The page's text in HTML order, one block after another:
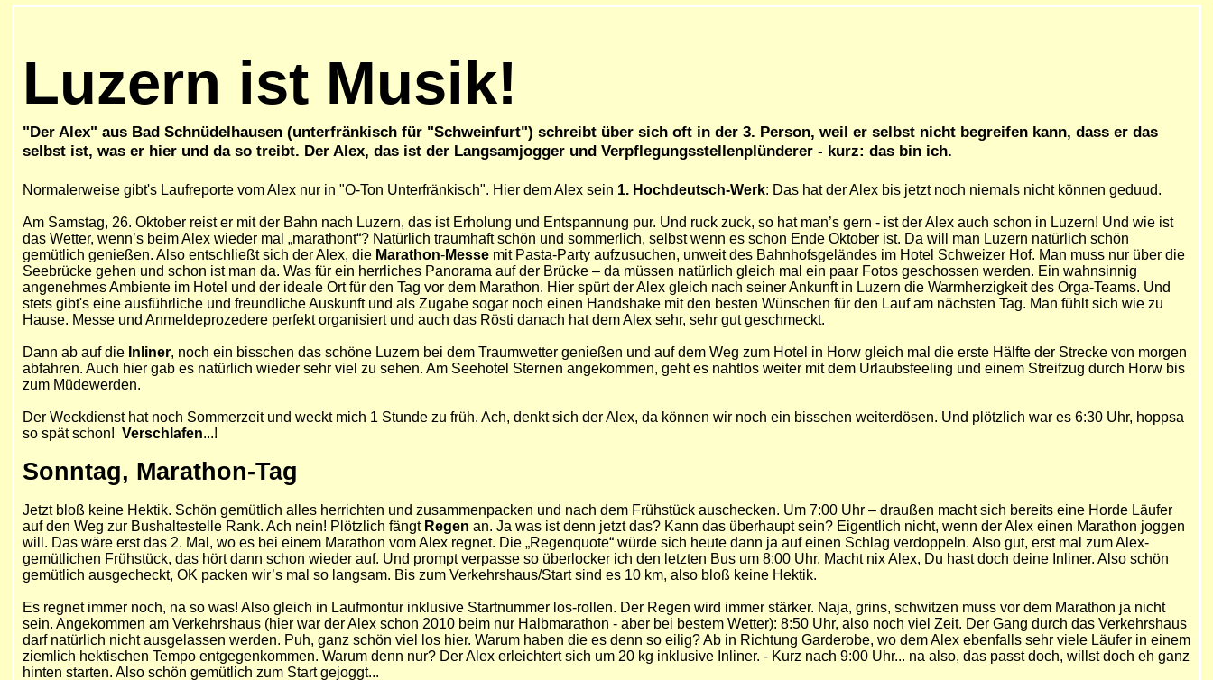
Luzern ist Musik!
"Der Alex" aus Bad Schnüdelhausen (unterfränkisch für "Schweinfurt") schreibt über sich oft in der 3. Person, weil er selbst nicht begreifen kann, dass er das
selbst ist, was er hier und da so treibt. Der Alex, das ist der Langsamjogger und Verpflegungsstellenplünderer - kurz: das bin ich.
Normalerweise gibt's Laufreporte vom Alex nur in "O-Ton Unterfränkisch". Hier dem Alex sein 1. Hochdeutsch-Werk: Das hat der Alex bis jetzt noch niemals nicht können geduud.
Am Samstag, 26. Oktober reist er mit der Bahn nach Luzern, das ist Erholung und Entspannung pur. Und ruck zuck, so hat man’s gern - ist der Alex auch schon in Luzern! Und wie ist
das Wetter, wenn’s beim Alex wieder mal „marathont“? Natürlich traumhaft schön und sommerlich, selbst wenn es schon Ende Oktober ist. Da will man Luzern natürlich schön
gemütlich genießen. Also entschließt sich der Alex, die Marathon-Messe mit Pasta-Party aufzusuchen, unweit des Bahnhofsgeländes im Hotel Schweizer Hof. Man muss nur über die
Seebrücke gehen und schon ist man da. Was für ein herrliches Panorama auf der Brücke – da müssen natürlich gleich mal ein paar Fotos geschossen werden. Ein wahnsinnig
angenehmes Ambiente im Hotel und der ideale Ort für den Tag vor dem Marathon. Hier spürt der Alex gleich nach seiner Ankunft in Luzern die Warmherzigkeit des Orga-Teams. Und
stets gibt's eine ausführliche und freundliche Auskunft und als Zugabe sogar noch einen Handshake mit den besten Wünschen für den Lauf am nächsten Tag. Man fühlt sich wie zu
Hause. Messe und Anmeldeprozedere perfekt organisiert und auch das Rösti danach hat dem Alex sehr, sehr gut geschmeckt.
Dann ab auf die Inliner, noch ein bisschen das schöne Luzern bei dem Traumwetter genießen und auf dem Weg zum Hotel in Horw gleich mal die erste Hälfte der Strecke von morgen
abfahren. Auch hier gab es natürlich wieder sehr viel zu sehen. Am Seehotel Sternen angekommen, geht es nahtlos weiter mit dem Urlaubsfeeling und einem Streifzug durch Horw bis
zum Müdewerden.
Der Weckdienst hat noch Sommerzeit und weckt mich 1 Stunde zu früh. Ach, denkt sich der Alex, da können wir noch ein bisschen weiterdösen. Und plötzlich war es 6:30 Uhr, hoppsa
so spät schon! Verschlafen...!
Sonntag, Marathon-Tag
Jetzt bloß keine Hektik. Schön gemütlich alles herrichten und zusammenpacken und nach dem Frühstück auschecken. Um 7:00 Uhr – draußen macht sich bereits eine Horde Läufer
auf den Weg zur Bushaltestelle Rank. Ach nein! Plötzlich fängt Regen an. Ja was ist denn jetzt das? Kann das überhaupt sein? Eigentlich nicht, wenn der Alex einen Marathon joggen
will. Das wäre erst das 2. Mal, wo es bei einem Marathon vom Alex regnet. Die „Regenquote“ würde sich heute dann ja auf einen Schlag verdoppeln. Also gut, erst mal zum Alex-
gemütlichen Frühstück, das hört dann schon wieder auf. Und prompt verpasse so überlocker ich den letzten Bus um 8:00 Uhr. Macht nix Alex, Du hast doch deine Inliner. Also schön
gemütlich ausgecheckt, OK packen wir’s mal so langsam. Bis zum Verkehrshaus/Start sind es 10 km, also bloß keine Hektik.
Es regnet immer noch, na so was! Also gleich in Laufmontur inklusive Startnummer los-rollen. Der Regen wird immer stärker. Naja, grins, schwitzen muss vor dem Marathon ja nicht
sein. Angekommen am Verkehrshaus (hier war der Alex schon 2010 beim nur Halbmarathon - aber bei bestem Wetter): 8:50 Uhr, also noch viel Zeit. Der Gang durch das Verkehrshaus
darf natürlich nicht ausgelassen werden. Puh, ganz schön viel los hier. Warum haben die es denn so eilig? Ab in Richtung Garderobe, wo dem Alex ebenfalls sehr viele Läufer in einem
ziemlich hektischen Tempo entgegenkommen. Warum denn nur? Der Alex erleichtert sich um 20 kg inklusive Inliner. - Kurz nach 9:00 Uhr... na also, das passt doch, willst doch eh ganz
hinten starten. Also schön gemütlich zum Start gejoggt...